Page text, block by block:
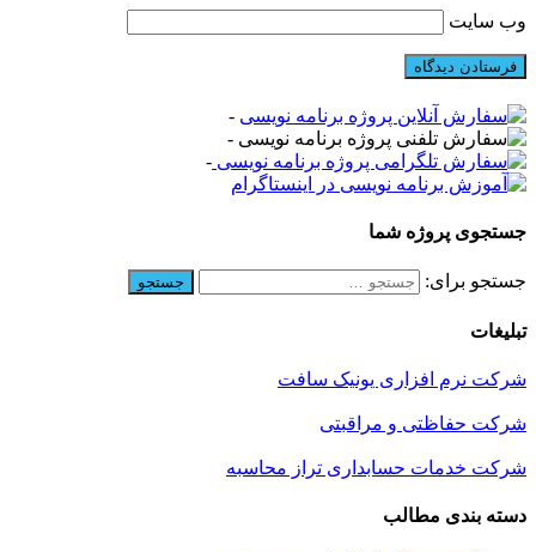
وب‌ سایت
-
-
-
جستجوی پروژه شما
جستجو برای:
تبلیغات
شرکت نرم افزاری یونیک سافت
شرکت حفاظتی و مراقبتی
شرکت خدمات حسابداری تراز محاسبه
دسته بندی مطالب